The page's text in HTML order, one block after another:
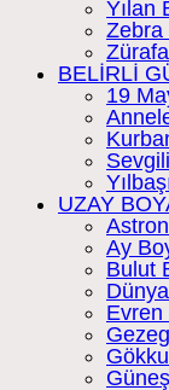
Yılan
Zebra
BELİRLİ
19
UZAY
Ay
Bulut
Evren